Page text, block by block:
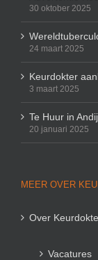
30 oktober 2025
24 maart 2025
Keurdokter
3 maart 2025
Te Huur in
20 januari 2025
MEER OVER
Over
Vacatures